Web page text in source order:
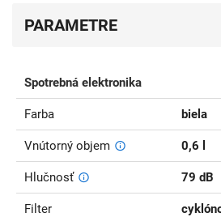
PARAMETRE
Spotrebná elektronika
Farba biela
Vnútorný objem 0,6 l
Hlučnosť 79 dB
Filter